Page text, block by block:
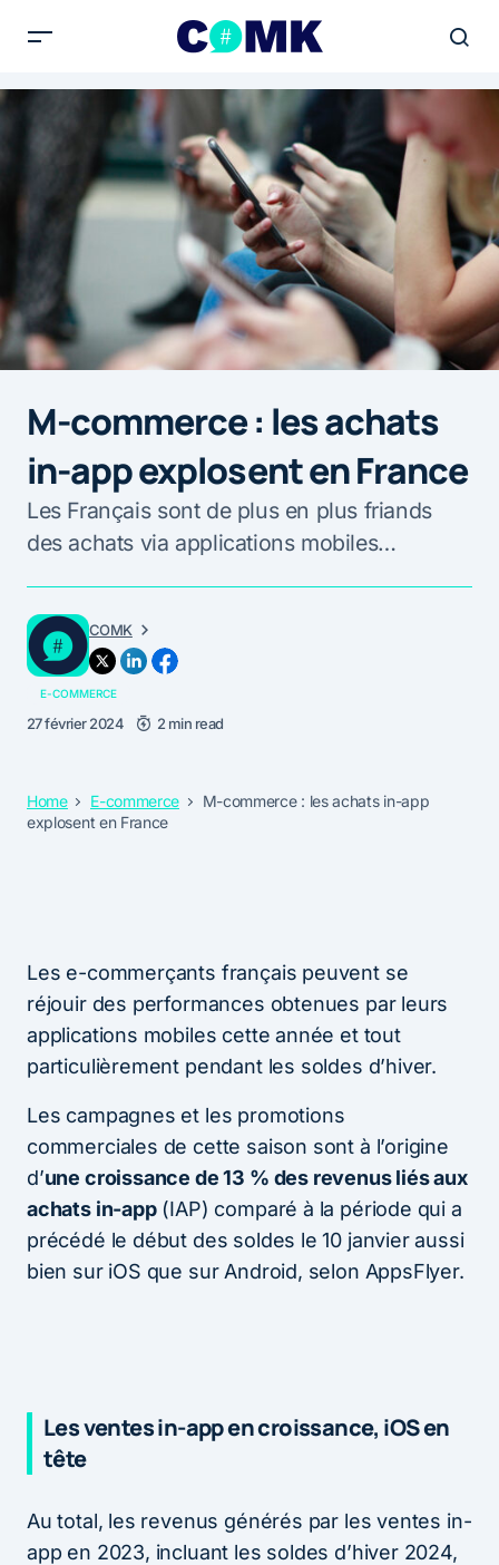
M-commerce : les achats
in-app explosent en France
Les Français sont de plus en plus friands
des achats via applications mobiles…
COMK
E-COMMERCE
27 février 2024 2 min read
Home E-commerce
M-commerce : les achats in-app
explosent en France
Les e-commerçants français peuvent se
réjouir des performances obtenues par leurs
applications mobiles cette année et tout
particulièrement pendant les soldes d’hiver.
Les campagnes et les promotions
commerciales de cette saison sont à l’origine
d’une croissance de 13 % des revenus liés aux
achats in-app(IAP) comparé à la période qui a
précédé le début des soldes le 10 janvier aussi
bien sur iOS que sur Android, selon AppsFlyer.
Les ventes in-app en croissance, iOS en
tête
Au total, les revenus générés par les ventes in-
app en 2023, incluant les soldes d’hiver 2024,